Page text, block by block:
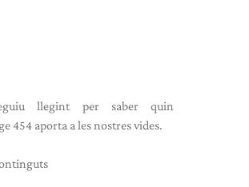
llegint per saber quin
454 aporta a les nostres vides.